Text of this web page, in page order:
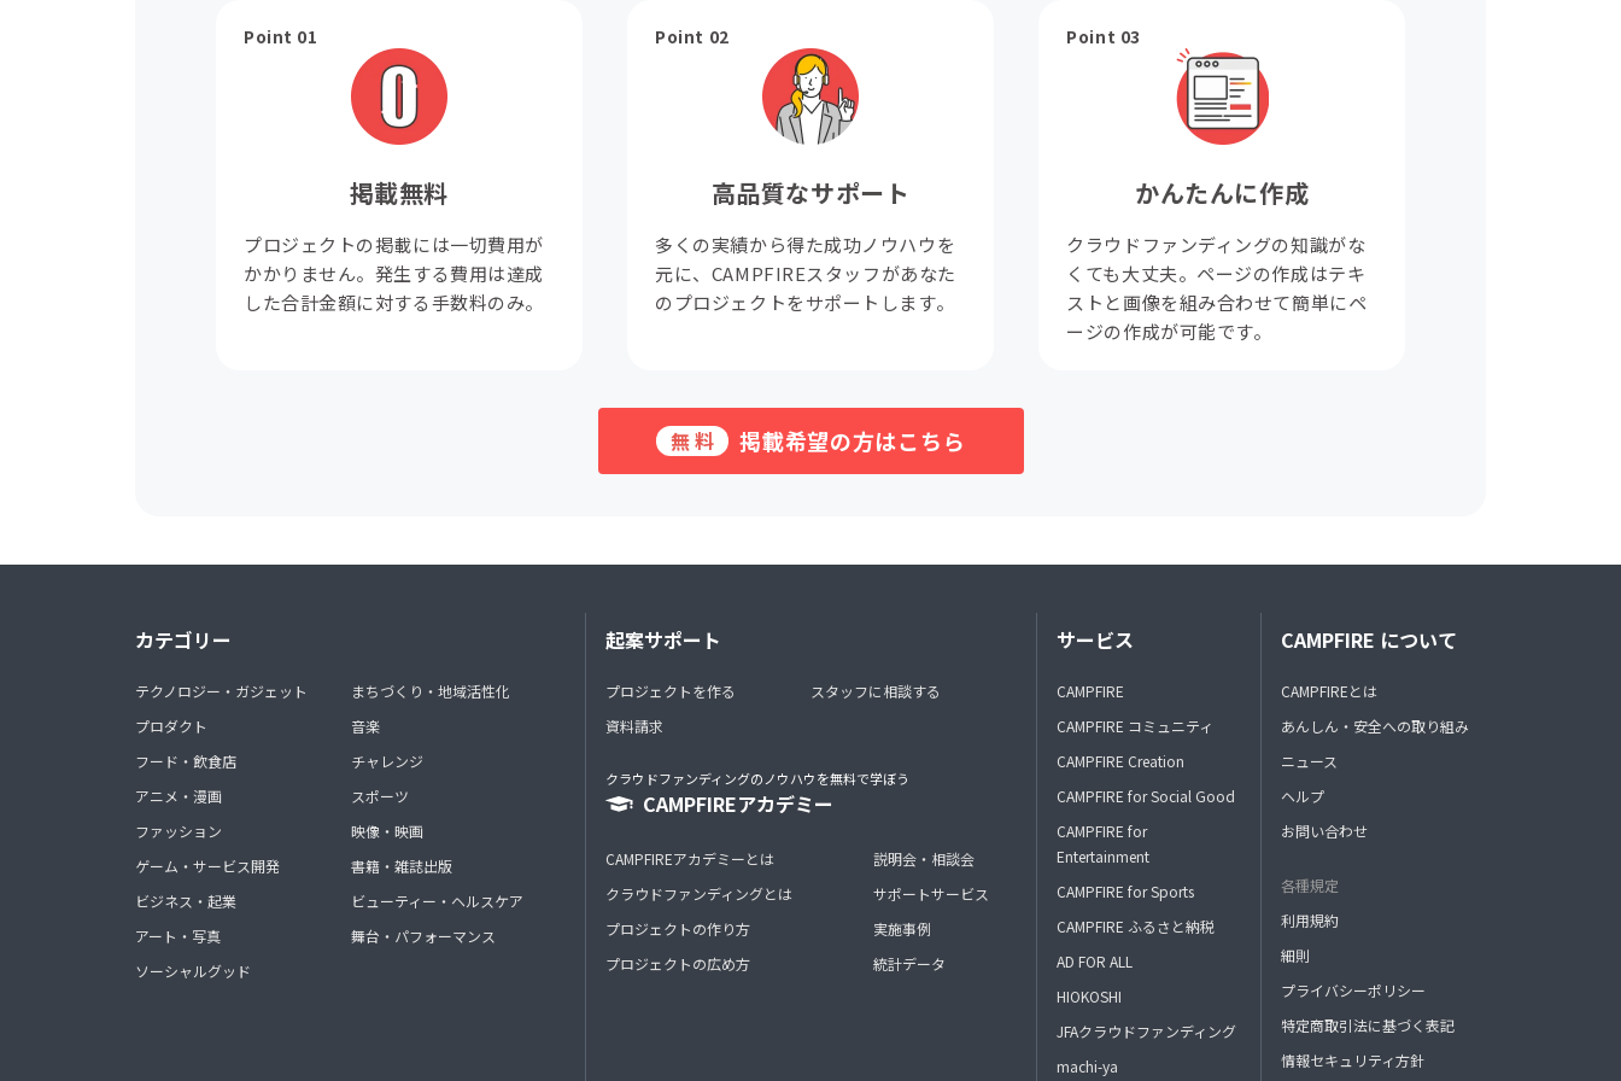
Point 01
掲載無料
プロジェクトの掲載には一切費用が
かかりません。発生する費用は達成
した合計金額に対する手数料のみ。
Point 02
高品質なサポート
多くの実績から得た成功ノウハウを
元に、CAMPFIREスタッフがあなた
のプロジェクトをサポートします。
Point 03
かんたんに作成
クラウドファンディングの知識がな
くても大丈夫。ページの作成はテキ
ストと画像を組み合わせて簡単にペ
ージの作成が可能です。
無料 掲載希望の方はこちら
カテゴリー
テクノロジー・ガジェット
プロダクト
フード・飲食店
アニメ・漫画
ファッション
ゲーム・サービス開発
ビジネス・起業
アート・写真
ソーシャルグッド
まちづくり・地域活性化
音楽
チャレンジ
スポーツ
映像・映画
書籍・雑誌出版
ビューティー・ヘルスケア
舞台・パフォーマンス
起案サポート
プロジェクトを作る
資料請求
スタッフに相談する
クラウドファンディングのノウハウを無料で学ぼう
CAMPFIREアカデミー
CAMPFIREアカデミーとは
クラウドファンディングとは
プロジェクトの作り方
プロジェクトの広め方
説明会・相談会
サポートサービス
実施事例
統計データ
サービス
CAMPFIRE
CAMPFIRE コミュニティ
CAMPFIRE Creation
CAMPFIRE for Social Good
CAMPFIRE for
Entertainment
CAMPFIRE for Sports
CAMPFIRE ふるさと納税
AD FOR ALL
HIOKOSHI
JFAクラウドファンディング
machi-ya
CAMPFIRE について
CAMPFIREとは
あんしん・安全への取り組み
ニュース
ヘルプ
お問い合わせ
各種規定
利用規約
細則
プライバシーポリシー
特定商取引法に基づく表記
情報セキュリティ方針